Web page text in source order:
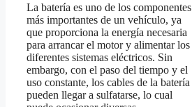
La batería es uno de los componentes
más importantes de un vehículo, ya
que proporciona la energía necesaria
para arrancar el motor y alimentar los
diferentes sistemas eléctricos. Sin
embargo, con el paso del tiempo y el
uso constante, los cables de la batería
pueden llegar a sulfatarse, lo cual